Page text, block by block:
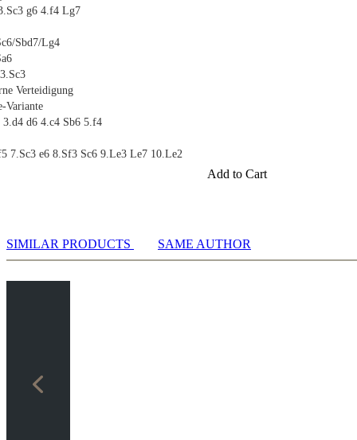
g6 4.f4 Lg7
Sbd7/Lg4
Verteidigung
Variante
3.d4 d6 4.c4 Sb6 5.f4
7.Sc3 e6 8.Sf3 Sc6 9.Le3 Le7 10.Le2
Add to Cart
SIMILAR PRODUCTS SAME AUTHOR